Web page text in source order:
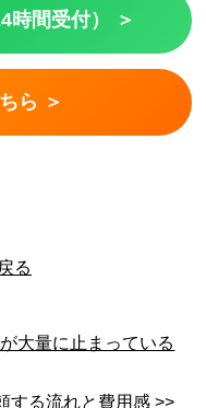
時間受付） ＞
ら ＞
る
大量に止まっている
する流れと費用感 >>